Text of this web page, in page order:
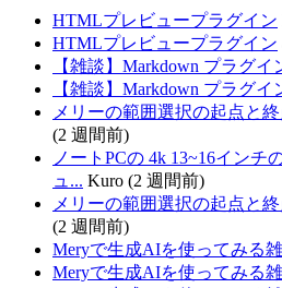
HTMLプレビュープラグイン
HTMLプレビュープラグイン
【雑談】Markdown プラグイ
【雑談】Markdown プラグイ
メリーの範囲選択の起点と
(2 週間前)
ノートPCの 4k 13~16インチ
ュ... Kuro (2 週間前)
メリーの範囲選択の起点と
(2 週間前)
Meryで生成AIを使ってみる
Meryで生成AIを使ってみる